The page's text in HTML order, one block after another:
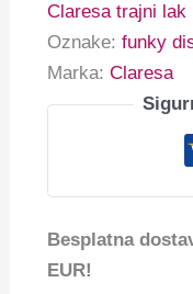
Claresa trajni lak
Oznake:funky
Marka:Claresa
Besplatna
EUR!